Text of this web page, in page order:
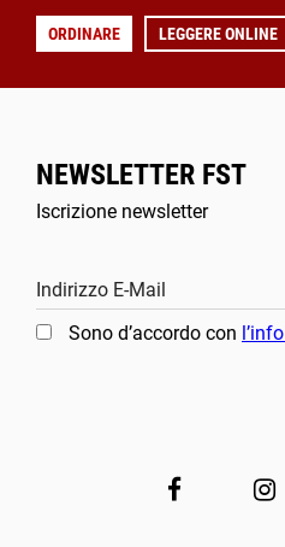
ORDINARE LEGGERE ONLINE
NEWSLETTER FST
Iscrizione newsletter
Indirizzo E-Mail
Sono d’accordo con